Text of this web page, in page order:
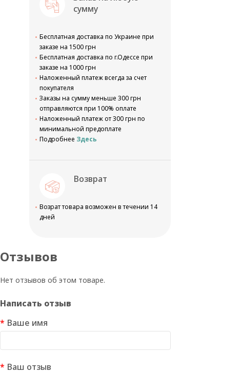
сумму
Бесплатная доставка по Украине при
заказе на 1500 грн
Бесплатная доставка по г.Одессе при
заказе на 1000 грн
Наложенный платеж всегда за счет
покупателя
Заказы на сумму меньше 300 грн
отправляются при 100% оплате
Наложенный платеж от 300 грн по
минимальной предоплате
Подробнее Здесь
Возврат
Возрат товара возможен в течении 14
дней
Отзывов
Нет отзывов об этом товаре.
Написать отзыв
Ваше имя
Ваш отзыв